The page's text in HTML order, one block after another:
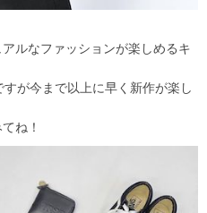
ルなファッションが楽しめるキ
が今まで以上に早く新作が楽し
ね！